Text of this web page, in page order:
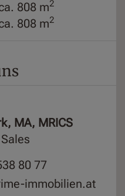
808 m2
808 m2
MA, MRICS
80 77
immobilien.at